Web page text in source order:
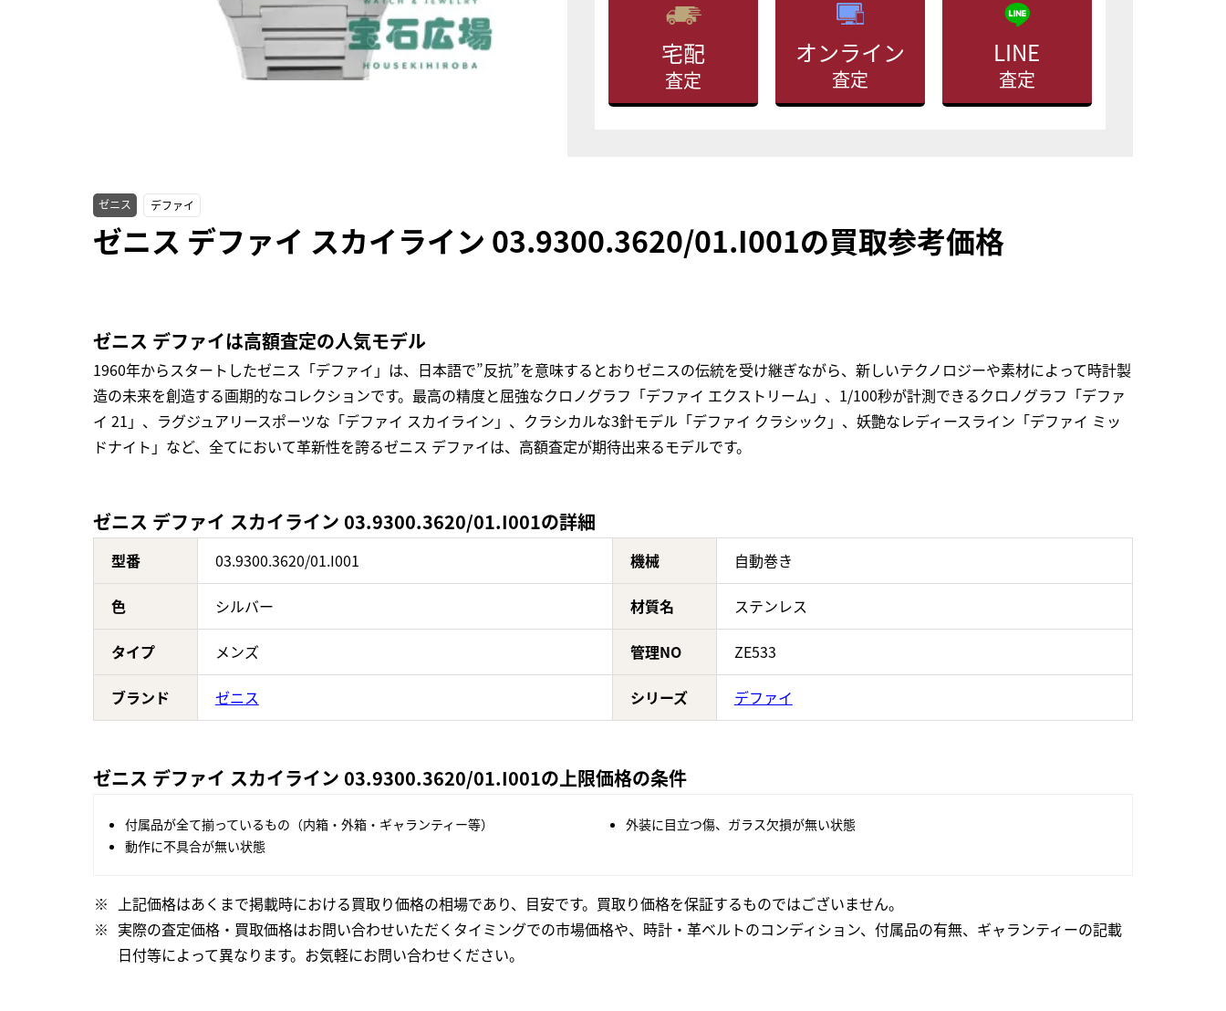
宅配
査定
オンライン
査定
LINE
査定
ゼニス デファイ
ゼニス デファイ スカイライン 03.9300.3620/01.I001の買取参考価格
ゼニス デファイは高額査定の人気モデル
1960年からスタートしたゼニス「デファイ」は、日本語で”反抗”を意味するとおりゼニスの伝統を受け継ぎながら、新しいテクノロジーや素材によって時計製
造の未来を創造する画期的なコレクションです。最高の精度と屈強なクロノグラフ「デファイ エクストリーム」、1/100秒が計測できるクロノグラフ「デファ
イ 21」、ラグジュアリースポーツな「デファイ スカイライン」、クラシカルな3針モデル「デファイ クラシック」、妖艶なレディースライン「デファイ ミッ
ドナイト」など、全てにおいて革新性を誇るゼニス デファイは、高額査定が期待出来るモデルです。
ゼニス デファイ スカイライン 03.9300.3620/01.I001の詳細
型番 03.9300.3620/01.I001 機械 自動巻き
色 シルバー 材質名 ステンレス
タイプ メンズ 管理NO ZE533
ブランド ゼニス シリーズ デファイ
ゼニス デファイ スカイライン 03.9300.3620/01.I001の上限価格の条件
付属品が全て揃っているもの（内箱・外箱・ギャランティー等）
外装に目立つ傷、ガラス欠損が無い状態
動作に不具合が無い状態
上記価格はあくまで掲載時における買取り価格の相場であり、目安です。買取り価格を保証するものではございません。
実際の査定価格・買取価格はお問い合わせいただくタイミングでの市場価格や、時計・革ベルトのコンディション、付属品の有無、ギャランティーの記載
日付等によって異なります。お気軽にお問い合わせください。